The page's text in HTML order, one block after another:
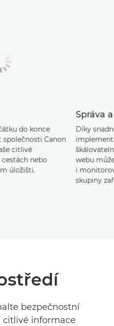
do konce
společnosti Canon
citlivé
nebo
úložišti.
Správa
Díky
webu
i
skupiny
bezpečnostní
citlivé informace